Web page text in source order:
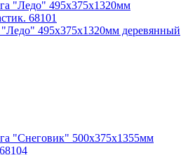
"Ледо" 495х375х1320мм деревянный